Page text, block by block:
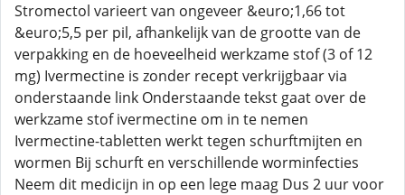
Stromectol varieert van ongeveer &euro;1,66 tot
&euro;5,5 per pil, afhankelijk van de grootte van de
verpakking en de hoeveelheid werkzame stof (3 of 12
mg) Ivermectine is zonder recept verkrijgbaar via
onderstaande link Onderstaande tekst gaat over de
werkzame stof ivermectine om in te nemen
Ivermectine-tabletten werkt tegen schurftmijten en
wormen Bij schurft en verschillende worminfecties
Neem dit medicijn in op een lege maag Dus 2 uur voor